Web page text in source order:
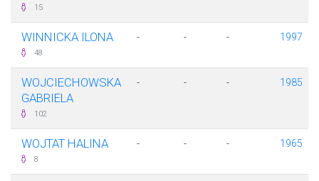
15
WINNICKA ILONA
48
- - - 1997
WOJCIECHOWSKA
GABRIELA
102
- - - 1985
WOJTAT HALINA
8
- - - 1965